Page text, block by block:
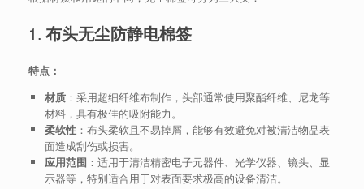
1. 布头无尘防静电棉签
特点：
材质：采用超细纤维布制作，头部通常使用聚酯纤维、尼龙等
材料，具有极佳的吸附能力。
柔软性：布头柔软且不易掉屑，能够有效避免对被清洁物品表
面造成刮伤或损害。
应用范围 ：适用于清洁精密电子元器件、光学仪器、镜头、显
示器等，特别适合用于对表面要求极高的设备清洁。